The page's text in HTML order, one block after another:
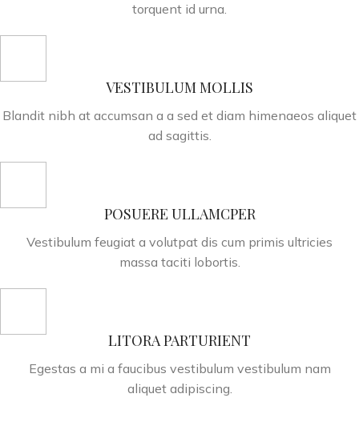
torquent id urna.
VESTIBULUM MOLLIS
Blandit nibh at accumsan a a sed et diam himenaeos aliquet
ad sagittis.
POSUERE ULLAMCPER
Vestibulum feugiat a volutpat dis cum primis ultricies
massa taciti lobortis.
LITORA PARTURIENT
Egestas a mi a faucibus vestibulum vestibulum nam
aliquet adipiscing.